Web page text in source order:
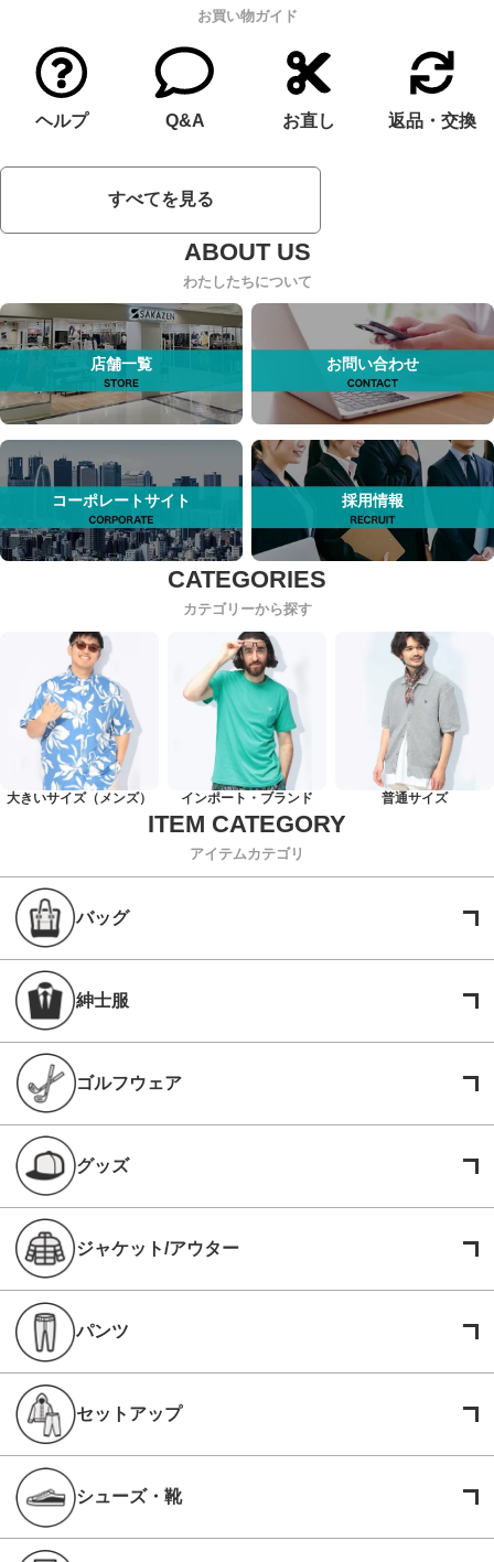
お買い物ガイド
ヘルプ Q&A お直し 返品・交換
すべてを見る
わたしたちについて
店舗一覧 お問い合わせ
コーポレートサイト 採用情報
カテゴリーから探す
大きいサイズ（メンズ） インポート・ブランド 普通サイズ
アイテムカテゴリ
バッグ
紳士服
ゴルフウェア
グッズ
ジャケット/アウター
パンツ
セットアップ
シューズ・靴